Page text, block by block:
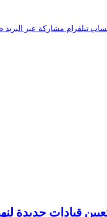
تيلقرام مشاركة عبر البريد
قيادات جديدة